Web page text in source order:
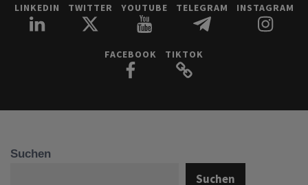
LINKEDIN TWITTER YOUTUBE TELEGRAM INSTAGRAM
FACEBOOK TIKTOK
Suchen
Suchen